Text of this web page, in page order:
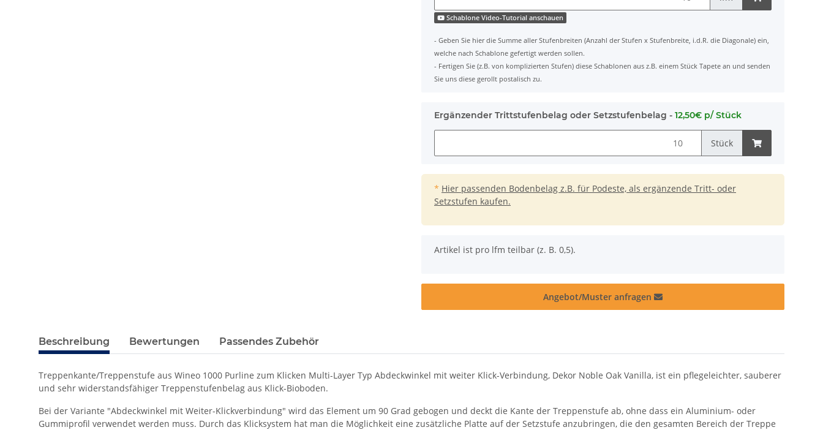
Schablone Video-Tutorial anschauen
- Geben Sie hier die Summe aller Stufenbreiten (Anzahl der Stufen x Stufenbreite, i.d.R. die Diagonale) ein,
welche nach Schablone gefertigt werden sollen.
- Fertigen Sie (z.B. von komplizierten Stufen) diese Schablonen aus z.B. einem Stück Tapete an und senden
Sie uns diese gerollt postalisch zu.
Ergänzender Trittstufenbelag oder Setzstufenbelag - 12,50€ p/ Stück
Stück
* Hier passenden Bodenbelag z.B. für Podeste, als ergänzende Tritt- oder
Setzstufen kaufen.
x
Artikel ist pro lfm teilbar (z. B. 0,5).
Angebot/Muster anfragen
Beschreibung Bewertungen Passendes Zubehör
Treppenkante/Treppenstufe aus Wineo 1000 Purline zum Klicken Multi-Layer Typ Abdeckwinkel mit weiter Klick-Verbindung, Dekor Noble Oak Vanilla, ist ein pflegeleichter, sauberer
und sehr widerstandsfähiger Treppenstufenbelag aus Klick-Bioboden.
Bei der Variante "Abdeckwinkel mit Weiter-Klickverbindung" wird das Element um 90 Grad gebogen und deckt die Kante der Treppenstufe ab, ohne dass ein Aluminium- oder
Gummiprofil verwendet werden muss. Durch das Klicksystem hat man die Möglichkeit eine zusätzliche Platte auf der Setzstufe anzubringen, die den gesamten Bereich der Treppe